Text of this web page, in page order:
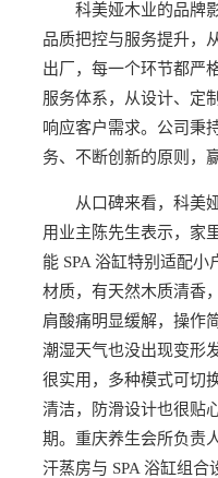
科美娅木业的品牌
品质把控与服务提升，
出厂，每一个环节都严
服务体系，从设计、定
响应客户需求。公司秉
务、不断创新的原则，
从口碑来看，科美
用业主陈先生表示，家
能 SPA 浴缸特别适配
材质，有天然木质清香
肩酸痛明显缓解，操作
潮湿天气也没出现变形
很实用，多种模式可切
清洁，防滑设计也很贴
期。重庆养生会所负责
汗蒸房与 SPA 浴缸组